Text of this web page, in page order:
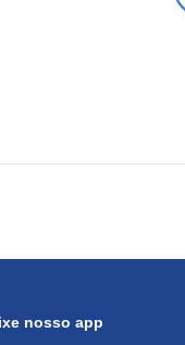
nosso app